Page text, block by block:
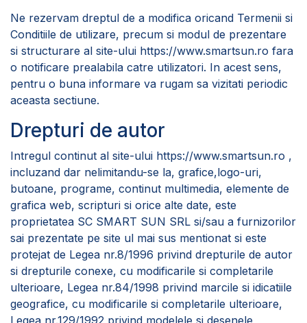
Ne rezervam dreptul de a modifica oricand Termenii si
Conditiile de utilizare, precum si modul de prezentare
si structurare al site-ului https://www.smartsun.ro fara
o notificare prealabila catre utilizatori. In acest sens,
pentru o buna informare va rugam sa vizitati periodic
aceasta sectiune.
Drepturi de autor
Intregul continut al site-ului https://www.smartsun.ro ,
incluzand dar nelimitandu-se la, grafice,logo-uri,
butoane, programe, continut multimedia, elemente de
grafica web, scripturi si orice alte date, este
proprietatea SC SMART SUN SRL si/sau a furnizorilor
sai prezentate pe site ul mai sus mentionat si este
protejat de Legea nr.8/1996 privind drepturile de autor
si drepturile conexe, cu modificarile si completarile
ulterioare, Legea nr.84/1998 privind marcile si idicatiile
geografice, cu modificarile si completarile ulterioare,